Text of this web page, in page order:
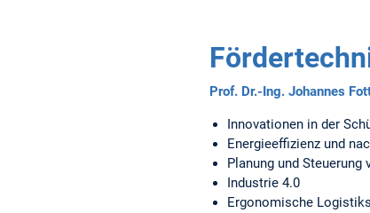
Prof. Dr.-Ing. Johannes
Innovationen in der
Energieeffizienz und
Planung und
Industrie 4.0
Ergonomische